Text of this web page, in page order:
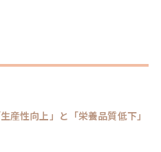
産性向上」と「栄養品質低下」